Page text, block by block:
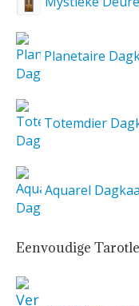
Planetaire
Totemdier
Aquarel
Eenvoudige